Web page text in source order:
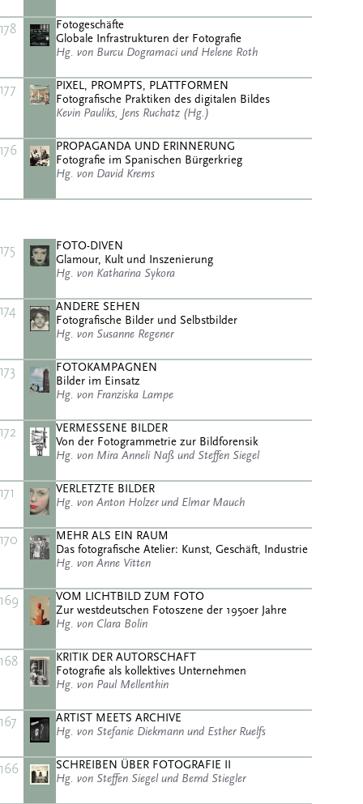
178
Fotogeschäfte
Globale Infrastrukturen der Fotografie
Hg. von Burcu Dogramaci und Helene Roth
177
PIXEL, PROMPTS, PLATTFORMEN
Fotografische Praktiken des digitalen Bildes
Kevin Pauliks, Jens Ruchatz (Hg.)
176
PROPAGANDA UND ERINNERUNG
Fotografie im Spanischen Bürgerkrieg
Hg. von David Krems
175
FOTO-DIVEN
Glamour, Kult und Inszenierung
Hg. von Katharina Sykora
174
ANDERE SEHEN
Fotografische Bilder und Selbstbilder
Hg. von Susanne Regener
173
FOTOKAMPAGNEN
Bilder im Einsatz
Hg. von Franziska Lampe
172
VERMESSENE BILDER
Von der Fotogrammetrie zur Bildforensik
Hg. von Mira Anneli Naß und Steffen Siegel
171
VERLETZTE BILDER
Hg. von Anton Holzer und Elmar Mauch
170
MEHR ALS EIN RAUM
Das fotografische Atelier: Kunst, Geschäft, Industrie
Hg. von Anne Vitten
169
VOM LICHTBILD ZUM FOTO
Zur westdeutschen Fotoszene der 1950er Jahre
Hg. von Clara Bolin
168
KRITIK DER AUTORSCHAFT
Fotografie als kollektives Unternehmen
Hg. von Paul Mellenthin
167
ARTIST MEETS ARCHIVE
Hg. von Stefanie Diekmann und Esther Ruelfs
166
SCHREIBEN ÜBER FOTOGRAFIE II
Hg. von Steffen Siegel und Bernd Stiegler